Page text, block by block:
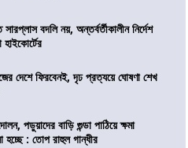
বদলি নয়, অন্তর্বর্তীকালীন নির্দেশ
দেশে ফিরবেনই, দৃঢ প্রত্যয়ে ঘোষণা শেখ
পড়ুয়াদের বাড়ি গুন্ডা পাঠিয়ে ক্ষমা
হচ্ছে : তোপ রাহুল গান্ধীর